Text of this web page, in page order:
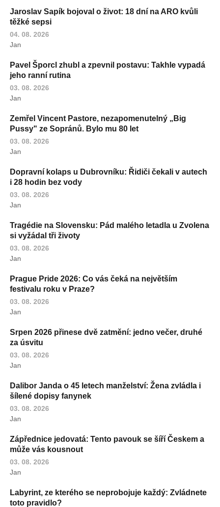
Jaroslav Sapík bojoval o život: 18 dní na ARO kvůli
těžké sepsi
04. 08. 2026
Jan
Pavel Šporcl zhubl a zpevnil postavu: Takhle vypadá
jeho ranní rutina
03. 08. 2026
Jan
Zemřel Vincent Pastore, nezapomenutelný „Big
Pussy" ze Sopránů. Bylo mu 80 let
03. 08. 2026
Jan
Dopravní kolaps u Dubrovníku: Řidiči čekali v autech
i 28 hodin bez vody
03. 08. 2026
Jan
Tragédie na Slovensku: Pád malého letadla u Zvolena
si vyžádal tři životy
03. 08. 2026
Jan
Prague Pride 2026: Co vás čeká na největším
festivalu roku v Praze?
03. 08. 2026
Jan
Srpen 2026 přinese dvě zatmění: jedno večer, druhé
za úsvitu
03. 08. 2026
Jan
Dalibor Janda o 45 letech manželství: Žena zvládla i
šílené dopisy fanynek
03. 08. 2026
Jan
Zápřednice jedovatá: Tento pavouk se šíří Českem a
může vás kousnout
03. 08. 2026
Jan
Labyrint, ze kterého se neprobojuje každý: Zvládnete
toto pravidlo?